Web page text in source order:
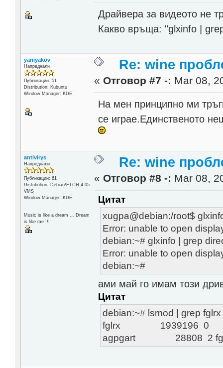
Драйвера за видеото не
Какво връща: "glxinfo |
yaniyakov
Напреднали
Публикации: 51
Distribution: Kubuntu
Window Manager: KDE
Re: wine
« Отговор #7 -: Mar 08,
На мен принципно ми
се играе.Единственото
antivirys
Напреднали
Публикации: 61
Distribution: Debian/ETCH 4.05
VMS
Window Manager: KDE
Music is like a dream ... Dream
is like me !!!
Re: wine
« Отговор #8 -: Mar 08,
Цитат
xugpa@debian:/root$
Error: unable to open
debian:~# glxinfo | grep
Error: unable to open
debian:~#
ами май го имам този
Цитат
debian:~# lsmod | grep fglrx
fglrx 1939196 0
agpgart 28808 2